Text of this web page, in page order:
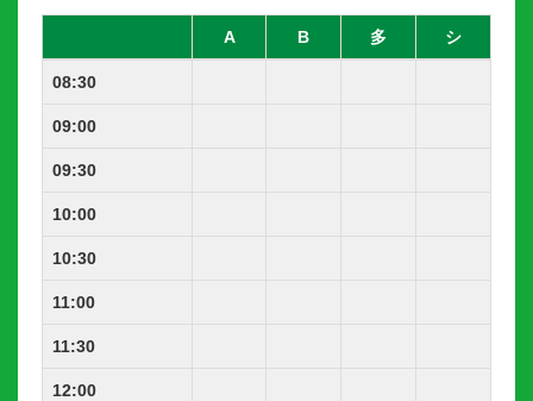
A B 多 シ
08:30
09:00
09:30
10:00
10:30
11:00
11:30
12:00